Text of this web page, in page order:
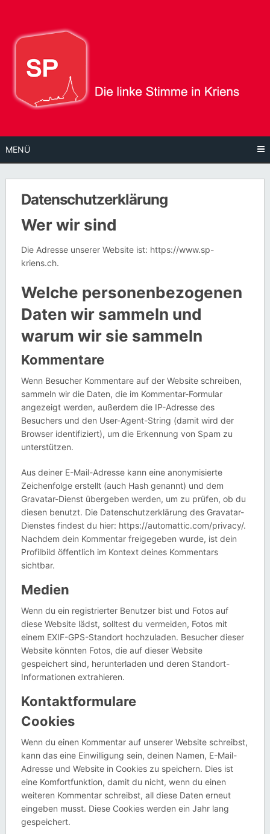
Inhalt
MENÜ
Datenschutzerklärung
Wer wir sind
Die Adresse unserer Website ist: https://www.sp-
kriens.ch.
Welche personenbezogenen
Daten wir sammeln und
warum wir sie sammeln
Kommentare
Wenn Besucher Kommentare auf der Website schreiben,
sammeln wir die Daten, die im Kommentar-Formular
angezeigt werden, außerdem die IP-Adresse des
Besuchers und den User-Agent-String (damit wird der
Browser identifiziert), um die Erkennung von Spam zu
unterstützen.
Aus deiner E-Mail-Adresse kann eine anonymisierte
Zeichenfolge erstellt (auch Hash genannt) und dem
Gravatar-Dienst übergeben werden, um zu prüfen, ob du
diesen benutzt. Die Datenschutzerklärung des Gravatar-
Dienstes findest du hier: https://automattic.com/privacy/.
Nachdem dein Kommentar freigegeben wurde, ist dein
Profilbild öffentlich im Kontext deines Kommentars
sichtbar.
Medien
Wenn du ein registrierter Benutzer bist und Fotos auf
diese Website lädst, solltest du vermeiden, Fotos mit
einem EXIF-GPS-Standort hochzuladen. Besucher dieser
Website könnten Fotos, die auf dieser Website
gespeichert sind, herunterladen und deren Standort-
Informationen extrahieren.
Kontaktformulare
Cookies
Wenn du einen Kommentar auf unserer Website schreibst,
kann das eine Einwilligung sein, deinen Namen, E-Mail-
Adresse und Website in Cookies zu speichern. Dies ist
eine Komfortfunktion, damit du nicht, wenn du einen
weiteren Kommentar schreibst, all diese Daten erneut
eingeben musst. Diese Cookies werden ein Jahr lang
gespeichert.